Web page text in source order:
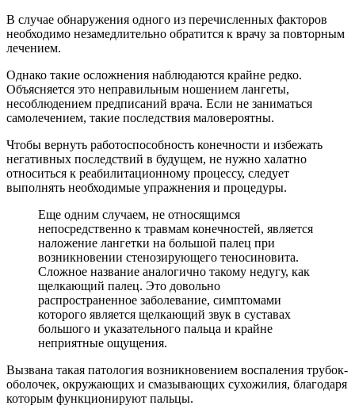
В случае обнаружения одного из перечисленных факторов
необходимо незамедлительно обратится к врачу за повторным
лечением.
Однако такие осложнения наблюдаются крайне редко.
Объясняется это неправильным ношением лангеты,
несоблюдением предписаний врача. Если не заниматься
самолечением, такие последствия маловероятны.
Чтобы вернуть работоспособность конечности и избежать
негативных последствий в будущем, не нужно халатно
относиться к реабилитационному процессу, следует
выполнять необходимые упражнения и процедуры.
Еще одним случаем, не относящимся
непосредственно к травмам конечностей, является
наложение лангетки на большой палец при
возникновении стенозирующего теносиновита.
Сложное название аналогично такому недугу, как
щелкающий палец. Это довольно
распространенное заболевание, симптомами
которого является щелкающий звук в суставах
большого и указательного пальца и крайне
неприятные ощущения.
Вызвана такая патология возникновением воспаления трубок-
оболочек, окружающих и смазывающих сухожилия, благодаря
которым функционируют пальцы.